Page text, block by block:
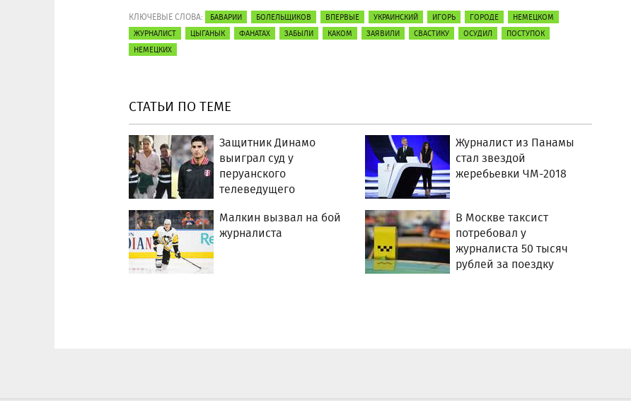
КЛЮЧЕВЫЕ СЛОВА: БАВАРИИ БОЛЕЛЬЩИКОВ ВПЕРВЫЕ УКРАИНСКИЙ ИГОРЬ ГОРОДЕ
НЕМЕЦКОМ
ЖУРНАЛИСТ
ЦЫГАНЫК ФАНАТАХ ЗАБЫЛИ КАКОМ ЗАЯВИЛИ СВАСТИКУ ОСУДИЛ
ПОСТУПОК
НЕМЕЦКИХ
СТАТЬИ ПО ТЕМЕ
Защитник Динамо
выиграл суд у
перуанского
телеведущего
Журналист из Панамы
стал звездой
жеребьевки ЧМ-2018
Малкин вызвал на бой
журналиста
В Москве таксист
потребовал у
журналиста 50 тысяч
рублей за поездку